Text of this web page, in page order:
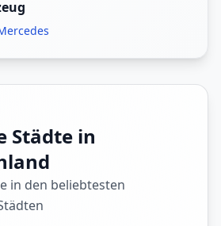
Städte in
in den beliebtesten